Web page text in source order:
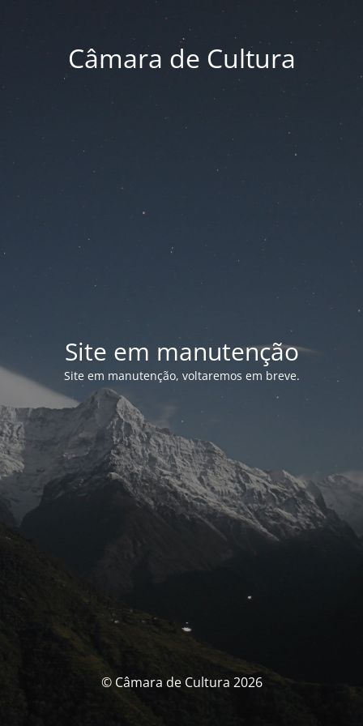
Câmara de Cultura
Site em manutenção
Site em manutenção, voltaremos em breve.
© Câmara de Cultura 2026